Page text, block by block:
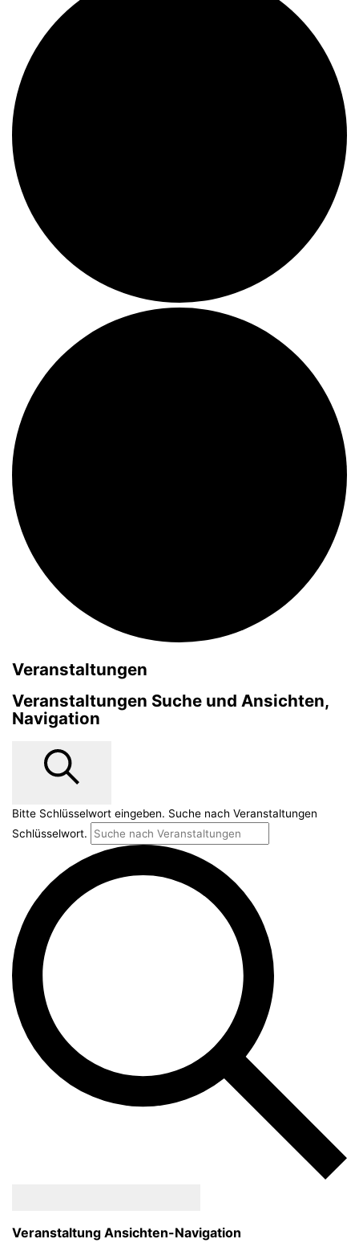
Veranstaltungen
Veranstaltungen Suche und Ansichten,
Navigation
Bitte Schlüsselwort eingeben. Suche nach Veranstaltungen
Schlüsselwort.
Veranstaltung Ansichten-Navigation